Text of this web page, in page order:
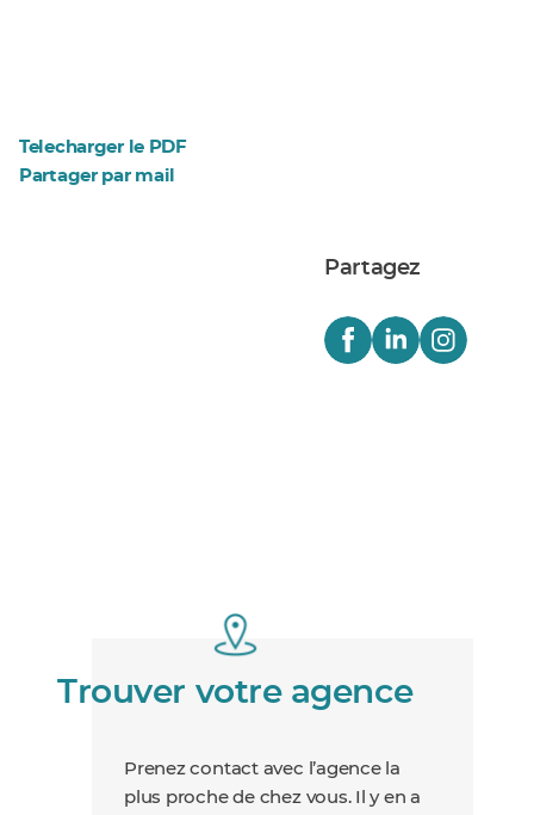
Telecharger le PDF
Partager par mail
Partagez
Trouver votre agence
Prenez contact avec l’agence la
plus proche de chez vous. Il y en a